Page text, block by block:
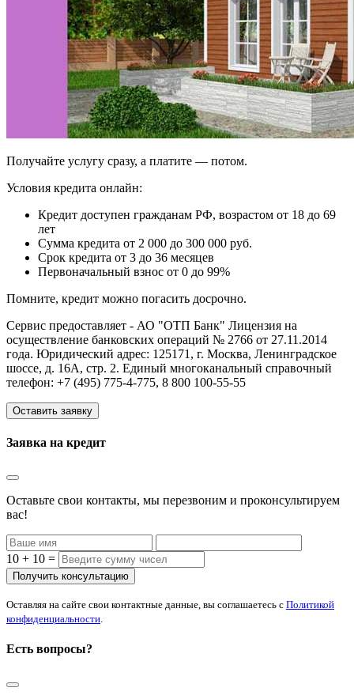
Получайте услугу сразу, а платите — потом.
Условия кредита онлайн:
Кредит доступен гражданам РФ, возрастом от 18 до 69
лет
Сумма кредита от 2 000 до 300 000 руб.
Срок кредита от 3 до 36 месяцев
Первоначальный взнос от 0 до 99%
Помните, кредит можно погасить досрочно.
Сервис предоставляет - АО "ОТП Банк" Лицензия на
осуществление банковских операций № 2766 от 27.11.2014
года. Юридический адрес: 125171, г. Москва, Ленинградское
шоссе, д. 16А, стр. 2. Единый многоканальный справочный
телефон: +7 (495) 775-4-775, 8 800 100-55-55
Оставить заявку
Заявка на кредит
Оставьте свои контакты, мы перезвоним и проконсультируем
вас!
10 + 10 =
Оставляя на сайте свои контактные данные, вы соглашаетесь с Политикой
конфиденциальности.
Есть вопросы?